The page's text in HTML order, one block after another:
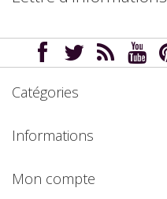
Catégories
Informations
Mon compte